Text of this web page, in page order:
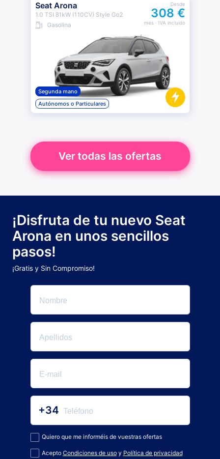
Seat Arona
1.0 TSI 81kW (110CV) Style Go2
Gasolina
Desde
308 €
mes· IVA incluido
Segunda mano
Autónomos o Particulares
Ver todas las ofertas
¡Disfruta de tu nuevo Seat
Arona en unos sencillos
pasos!
¡Gratis y Sin Compromiso!
+34
Quiero que me informéis de vuestras ofertas
Acepto Condiciones de usoy Política de privacidad